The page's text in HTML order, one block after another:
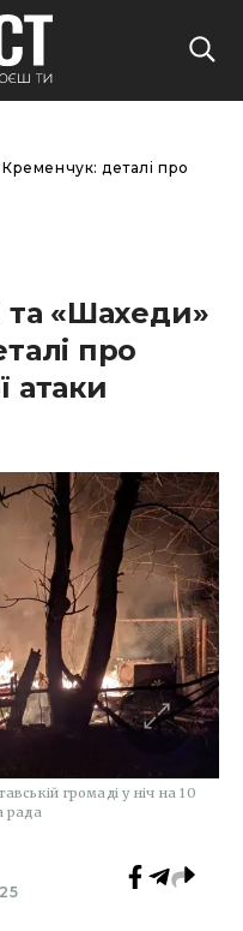
деталі про
та «Шахеди»
про
атаки
громаді у ніч на 10
рада